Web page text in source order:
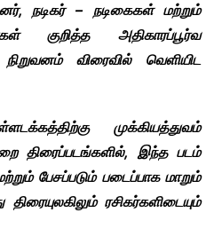
நடிகர் – நடிகைகள் மற்றும்
குறித்த அதிகாரப்பூர்வ
நிறுவனம் விரைவில் வெளியிட
முக்கியத்துவம்
திரைப்படங்களில், இந்த படம்
பேசப்படும் படைப்பாக மாறும்
ரசிகர்களிடையும்